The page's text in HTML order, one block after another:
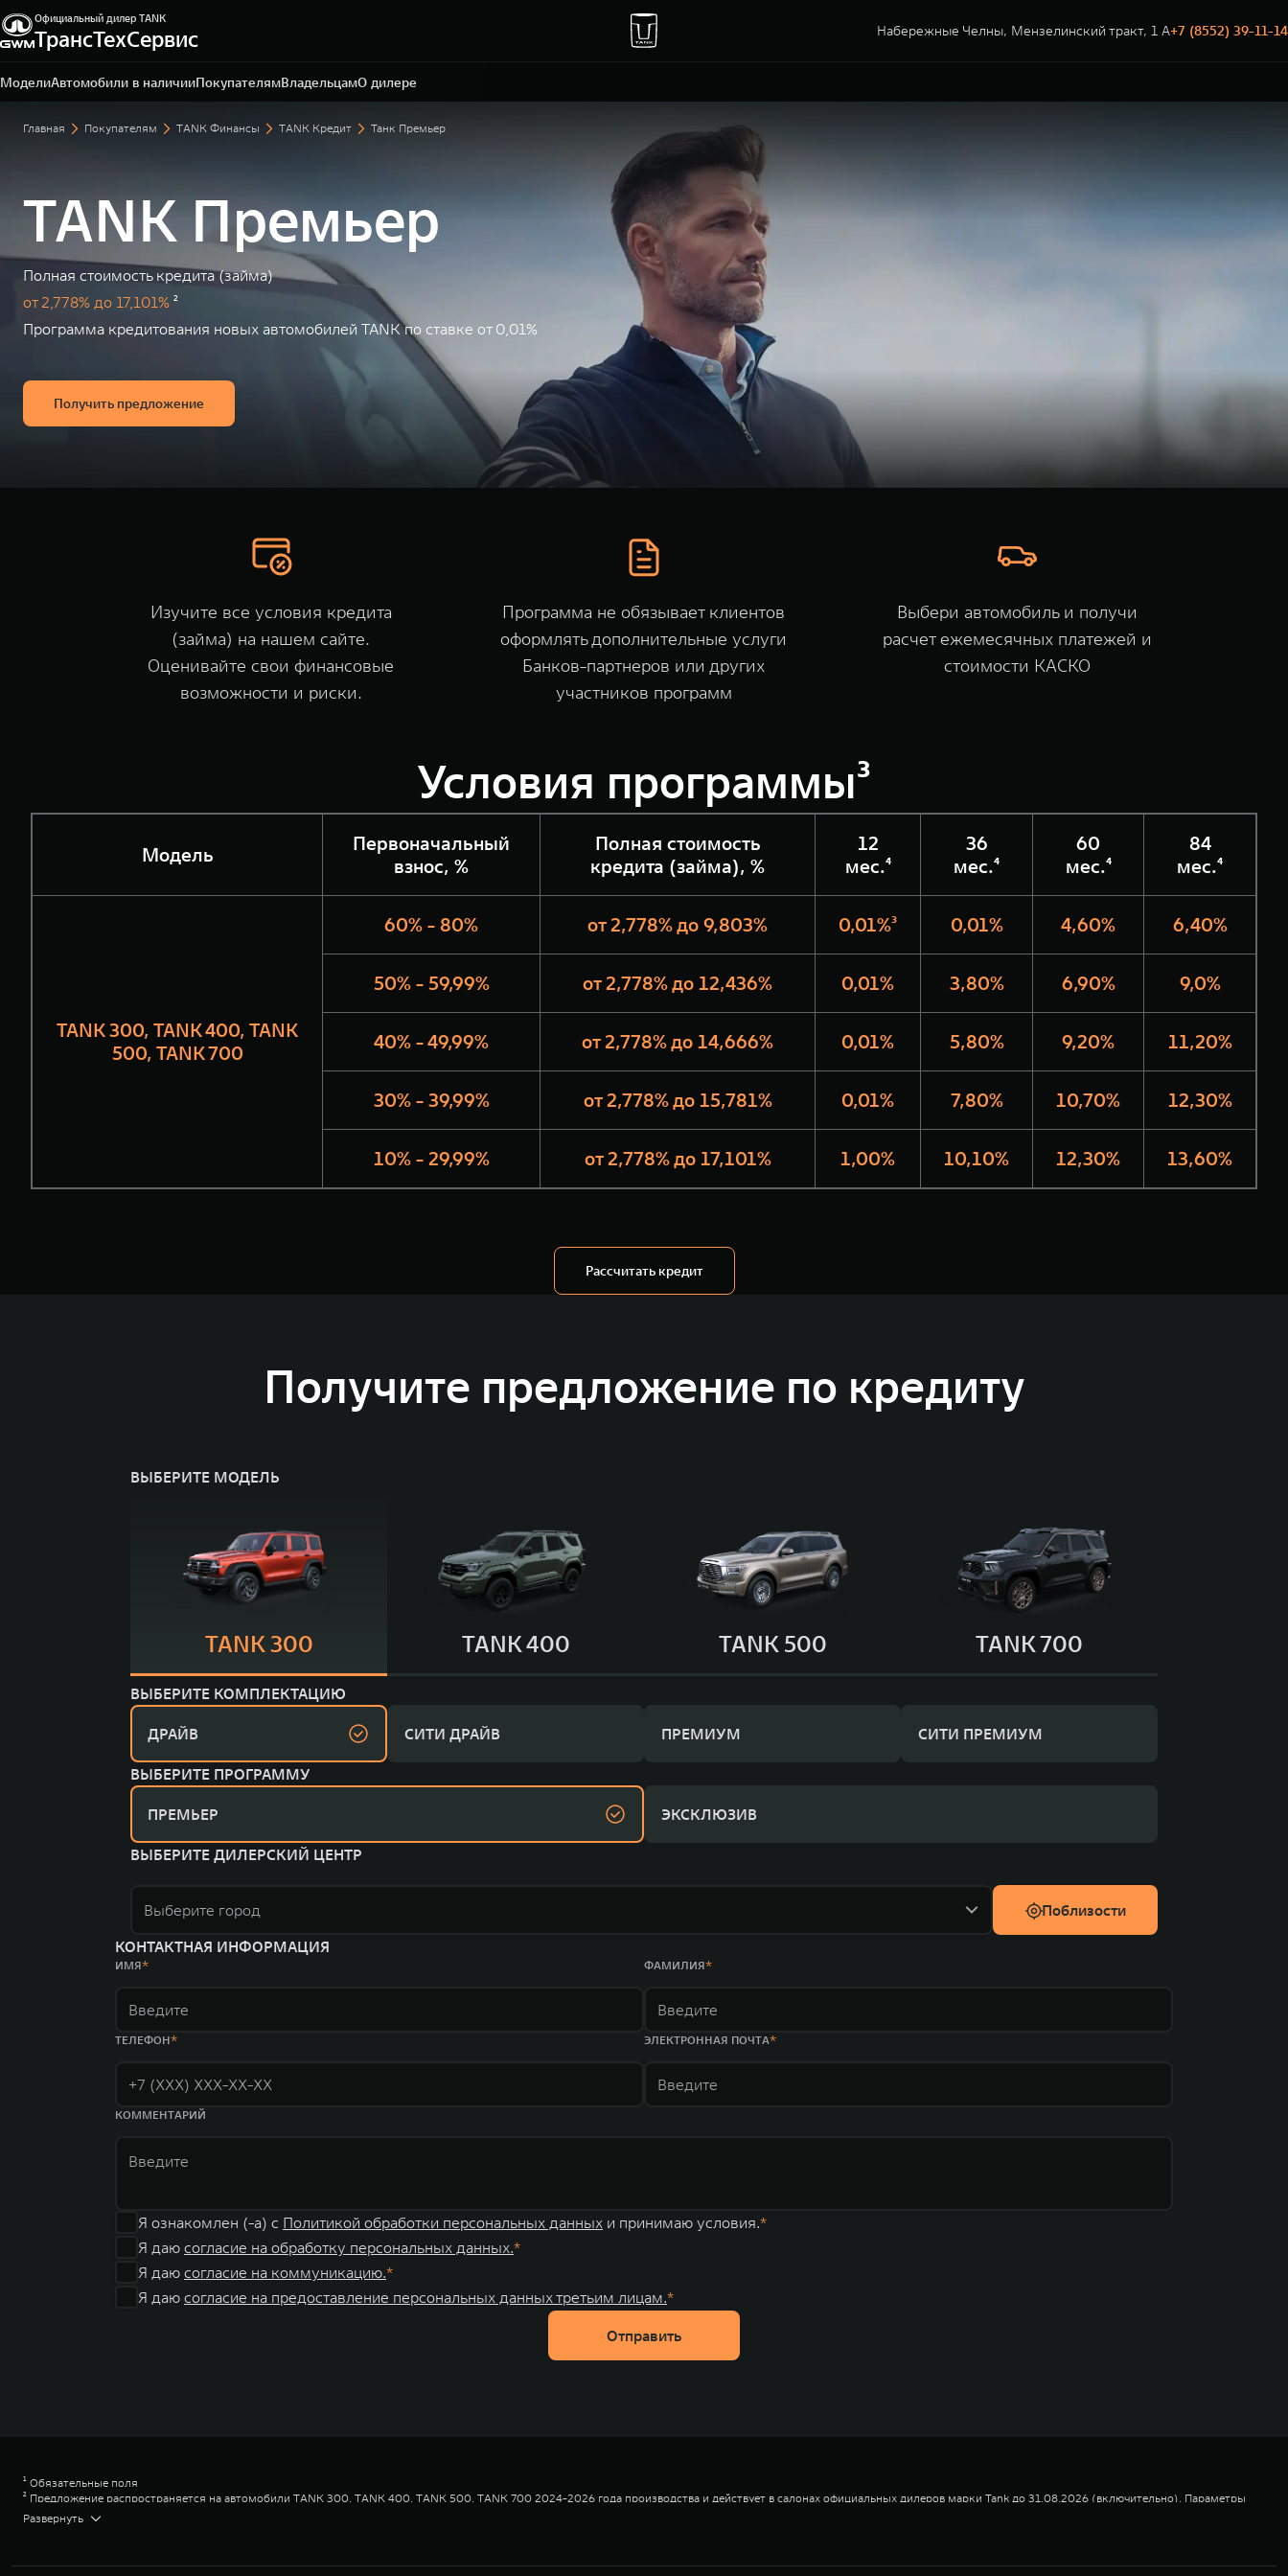
Официальный дилер TANK
ТрансТехСервис Набережные Челны, Мензелинский тракт, 1 А+7 (8552) 39-11-14
МоделиАвтомобили в наличииПокупателямВладельцамО дилере
Набережные Челны, Мензелинский тракт, 1 А
+7 (8552) 39-11-14
Главная Покупателям TANK Финансы TANK Кредит Танк Премьер
TANK Премьер
Полная стоимость кредита (займа)
от 2,778% до 17,101% ²
Программа кредитования новых автомобилей TANK по ставке от 0,01%
Получить предложение
Изучите все условия кредита
(займа) на нашем сайте.
Оценивайте свои финансовые
возможности и риски.
Программа не обязывает клиентов
оформлять дополнительные услуги
Банков-партнеров или других
участников программ
Выбери автомобиль и получи
расчет ежемесячных платежей и
стоимости КАСКО
Условия программы³
Модель
Первоначальный
взнос, %
Полная стоимость
кредита (займа), %
12
мес.⁴
36
мес.⁴
60
мес.⁴
84
мес.⁴
TANK 300, TANK 400, TANK
500, TANK 700
60% - 80% от 2,778% до 9,803% 0,01%³ 0,01% 4,60% 6,40%
50% - 59,99% от 2,778% до 12,436% 0,01% 3,80% 6,90% 9,0%
40% - 49,99% от 2,778% до 14,666% 0,01% 5,80% 9,20% 11,20%
30% - 39,99% от 2,778% до 15,781% 0,01% 7,80% 10,70% 12,30%
10% - 29,99% от 2,778% до 17,101% 1,00% 10,10% 12,30% 13,60%
Рассчитать кредит
Получите предложение по кредиту
ВЫБЕРИТЕ МОДЕЛЬ
TANK 300 TANK 400 TANK 500 TANK 700
ВЫБЕРИТЕ КОМПЛЕКТАЦИЮ
ДРАЙВ СИТИ ДРАЙВ ПРЕМИУМ СИТИ ПРЕМИУМ
ВЫБЕРИТЕ ПРОГРАММУ
ПРЕМЬЕР ЭКСКЛЮЗИВ
ВЫБЕРИТЕ ДИЛЕРСКИЙ ЦЕНТР
Выберите город
Поблизости
КОНТАКТНАЯ ИНФОРМАЦИЯ
ИМЯ ФАМИЛИЯ
ТЕЛЕФОН ЭЛЕКТРОННАЯ ПОЧТА
КОММЕНТАРИЙ
Я ознакомлен (-а) с Политикой обработки персональных данных и принимаю условия.
Я даю согласие на обработку персональных данных.
Я даю согласие на коммуникацию.
Я даю согласие на предоставление персональных данных третьим лицам.
Отправить
¹ Обязательные поля
² Предложение распространяется на автомобили TANK 300, TANK 400, TANK 500, TANK 700 2024-2026 года производства и действует в салонах официальных дилеров марки Tank до 31.08.2026 (включительно). Параметры
программы «TANK Кредит» валюта кредита – рубли РФ; сумма кредита - от 100 000 до 10 000 000 руб.
Диапазон Полной стоимости кредита в % годовых составляет от 2,778% до 17,101%. % ставка составляет от 1,000% до 13,600% на диапазонах первоначального взноса от 10,000% до 29,999% от стоимости автомобиля, при
Развернуть